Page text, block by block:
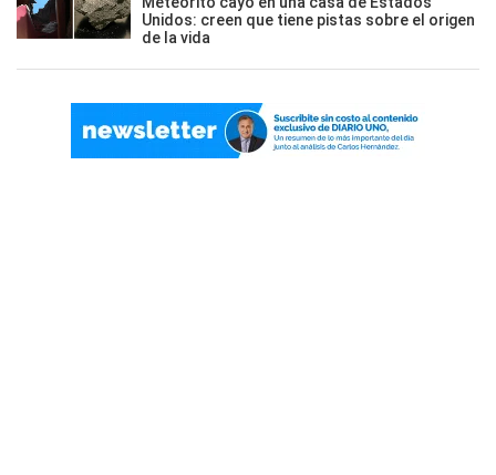
Unidos: creen que tiene pistas sobre el origen
de la vida